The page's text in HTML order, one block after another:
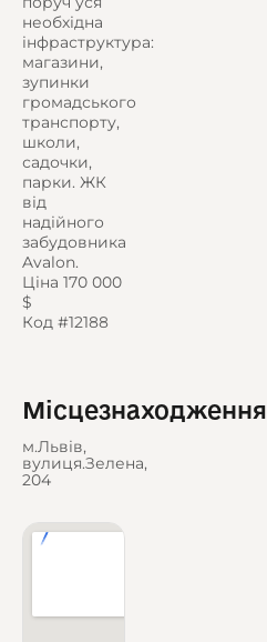
необхідна
інфраструктура:
магазини,
зупинки
громадського
транспорту,
школи,
садочки,
парки. ЖК
від
надійного
забудовника
Avalon.
Ціна 170 000
$
Код #12188
Місцезнаходження
м.Львів,
вулиця.Зелена,
204